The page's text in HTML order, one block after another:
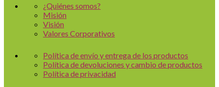
¿Quiénes somos?
Misión
Visión
Valores Corporativos
Política de envío y entrega de los productos
Política de devoluciones y cambio de productos
Política de privacidad